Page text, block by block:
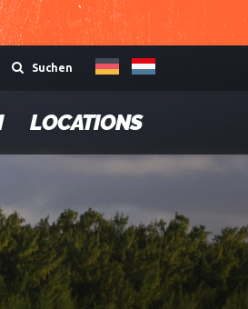
Suchen
LOCATIONS